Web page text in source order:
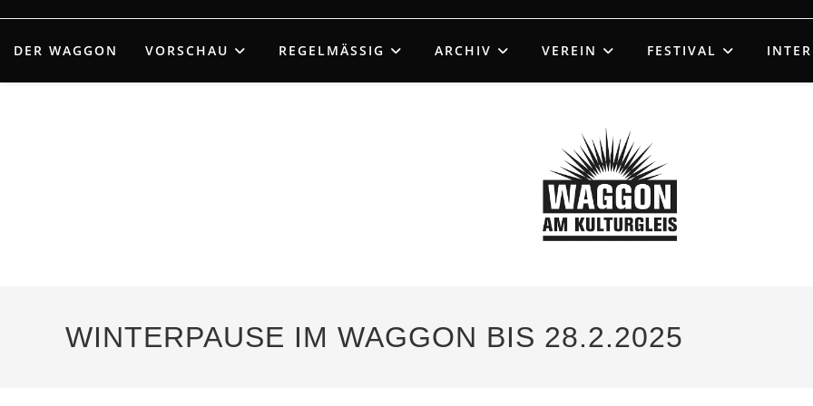
springen
DER WAGGON VORSCHAU REGELMÄSSIG ARCHIV VEREIN FESTIVAL
WINTERPAUSE IM WAGGON BIS 28.2.2025